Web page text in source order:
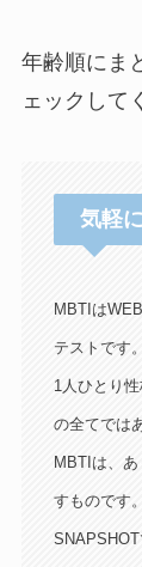
年齢順にま
ェックして
気軽
MBTIは
テストです。
1人ひとり
の全てでは
MBTIは、
すものです。